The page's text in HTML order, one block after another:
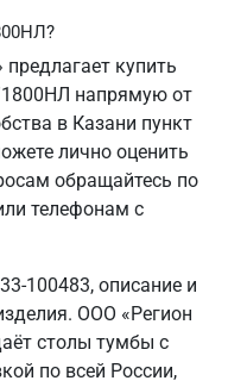
купить
напрямую от
в Казани пункт
лично оценить
обращайтесь по
телефонам с
100483, описание и
ООО «Регион
столы тумбы с
по всей России,